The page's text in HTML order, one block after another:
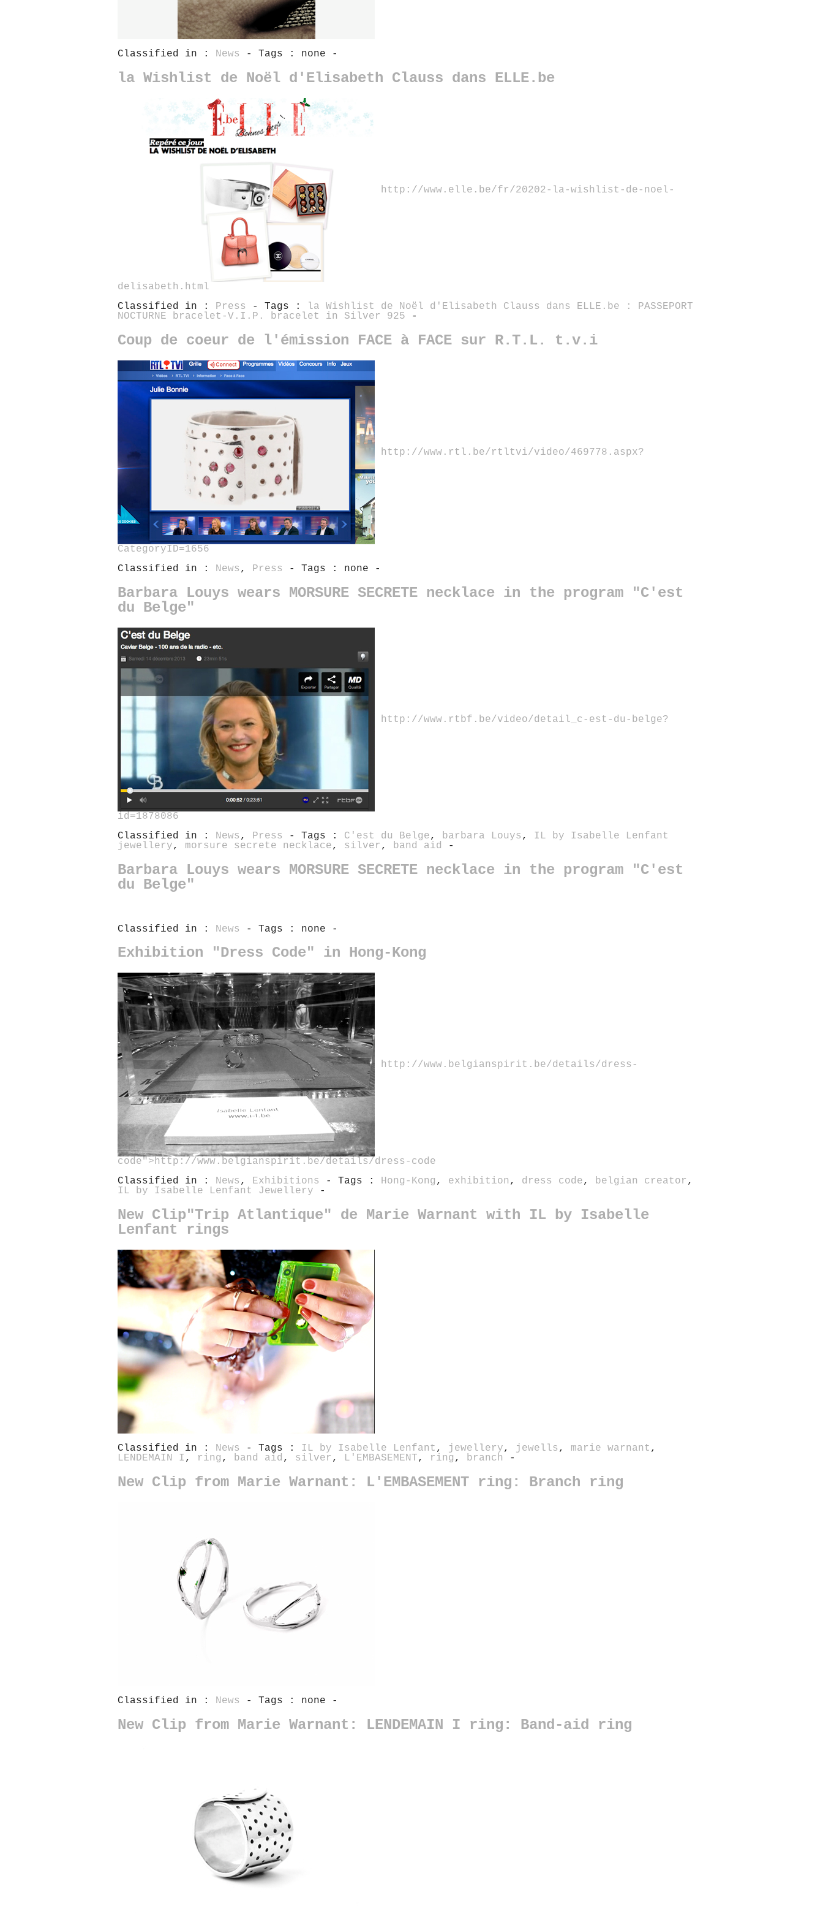
Classified in : News - Tags : none -
la Wishlist de Noël d'Elisabeth Clauss dans ELLE.be
http://www.elle.be/fr/20202-la-wishlist-de-noel-
delisabeth.html
Classified in : Press - Tags :
la Wishlist de Noël d'Elisabeth Clauss dans ELLE.be : PASSEPORT
NOCTURNE bracelet-V.I.P. bracelet in Silver 925 -
Coup de coeur de l'émission FACE à FACE sur R.T.L. t.v.i
http://www.rtl.be/rtltvi/video/469778.aspx?
CategoryID=1656
Classified in : News , Press - Tags : none -
Barbara Louys wears MORSURE SECRETE necklace in the program "C'est
du Belge"
http://www.rtbf.be/video/detail_c-est-du-belge?
id=1878086
Classified in : News , Press - Tags : C'est du Belge, barbara Louys , IL by Isabelle Lenfant
jewellery, morsure secrete necklace, silver , band aid -
Barbara Louys wears MORSURE SECRETE necklace in the program "C'est
du Belge"
Classified in : News - Tags : none -
Exhibition "Dress Code" in Hong-Kong
http://www.belgianspirit.be/details/dress-
code">http://www.belgianspirit.be/details/dress-code
Classified in : News , Exhibitions - Tags : Hong-Kong , exhibition , dress code, belgian creator ,
IL by Isabelle Lenfant Jewellery -
New Clip"Trip Atlantique" de Marie Warnant with IL by Isabelle
Lenfant rings
Classified in : News - Tags : IL by Isabelle Lenfant , jewellery, jewells , marie warnant ,
LENDEMAIN I , ring , band aid , silver , L'EMBASEMENT, ring , branch -
New Clip from Marie Warnant: L'EMBASEMENT ring: Branch ring
Classified in : News - Tags : none -
New Clip from Marie Warnant: LENDEMAIN I ring: Band-aid ring